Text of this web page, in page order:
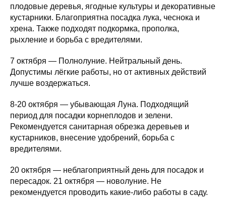
плодовые деревья, ягодные культуры и декоративные
кустарники. Благоприятна посадка лука, чеснока и
хрена. Также подходят подкормка, прополка,
рыхление и борьба с вредителями.
7 октября — Полнолуние. Нейтральный день.
Допустимы лёгкие работы, но от активных действий
лучше воздержаться.
8-20 октября — убывающая Луна. Подходящий
период для посадки корнеплодов и зелени.
Рекомендуется санитарная обрезка деревьев и
кустарников, внесение удобрений, борьба с
вредителями.
20 октября — неблагоприятный день для посадок и
пересадок. 21 октября — новолуние. Не
рекомендуется проводить какие-либо работы в саду.